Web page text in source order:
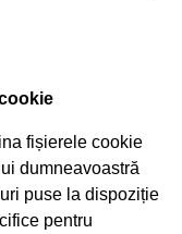
fișierele cookie
dumneavoastră
puse la dispoziție
pentru